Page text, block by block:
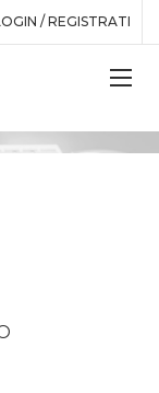
/ REGISTRATI